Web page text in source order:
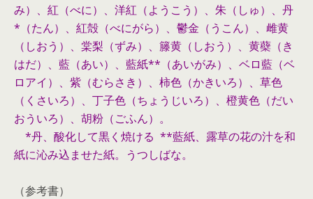
み）、紅（べに）、洋紅（ようこう）、朱（しゅ）、丹
*（たん）、紅殻（べにがら）、鬱金（うこん）、雌黄
（しおう）、棠梨（ずみ）、籐黄（しおう）、黄蘗（き
はだ）、藍（あい）、藍紙**（あいがみ）、ベロ藍（ベ
ロアイ）、紫（むらさき）、柿色（かきいろ）、草色
（くさいろ）、丁子色（ちょうじいろ）、橙黄色（だい
おういろ）、胡粉（ごふん）。
*丹、酸化して黒く焼ける **藍紙、露草の花の汁を和
紙に沁み込ませた紙。うつしばな。
（参考書）